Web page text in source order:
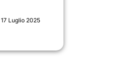
17 Luglio 2025